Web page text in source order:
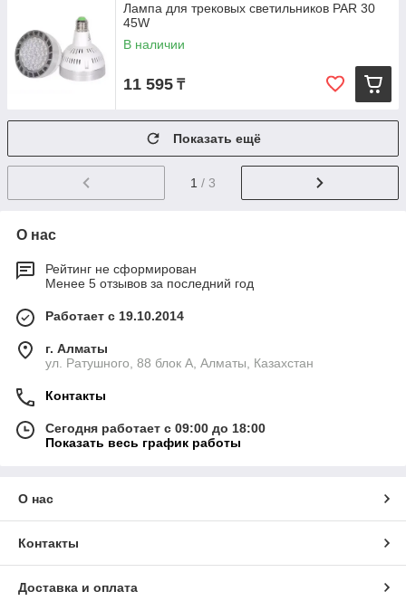
Лампа для трековых светильников PAR 30
45W
В наличии
11 595 ₸
Показать ещё
1 / 3
О нас
Рейтинг не сформирован
Менее 5 отзывов за последний год
Работает с 19.10.2014
г. Алматы
ул. Ратушного, 88 блок A, Алматы, Казахстан
Контакты
Сегодня работает с 09:00 до 18:00
Показать весь график работы
О нас
Контакты
Доставка и оплата